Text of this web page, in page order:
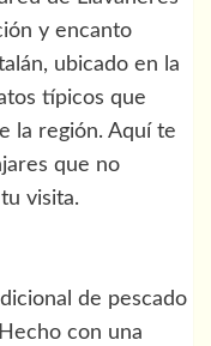
y encanto
ubicado en la
típicos que
la región. Aquí te
que no
visita.
de pescado
con una